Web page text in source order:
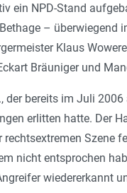
ein NPD-Stand
– überwiegend
Klaus
Bräuniger und
bereits im Juli
erlitten hatte. Der
Szene
nicht entsprochen
wiedererkannt